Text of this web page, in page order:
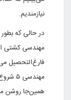
نیازمندیم.
مهندسی کشتی
فارغ‌التحصیل
همین‌جا روشن